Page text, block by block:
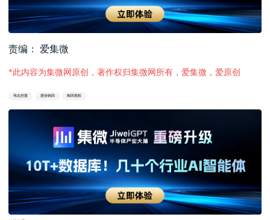
责编： 爱集微
*此内容为集微网原创，著作权归集微网所有，爱集微，爱原创
伟志控股 股份购回 购回授权